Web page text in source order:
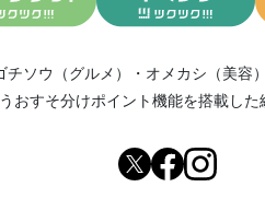
チソウ（グルメ） ・ オメカシ（美容）
おすそ分けポイント機能を搭載した